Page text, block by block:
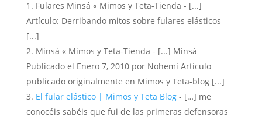
Fulares Minsá « Mimos y Teta-Tienda - [...]
Artículo: Derribando mitos sobre fulares elásticos
[...]
Minsá « Mimos y Teta-Tienda - [...] Minsá
Publicado el Enero 7, 2010 por Nohemí Artículo
publicado originalmente en Mimos y Teta-blog [...]
El fular elástico | Mimos y Teta Blog- […] me
conocéis sabéis que fui de las primeras defensoras